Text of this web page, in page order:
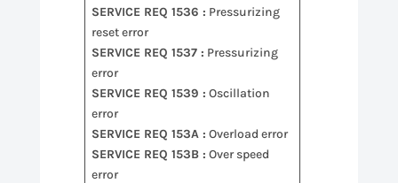
SERVICE REQ 1536 : Pressurizing
reset error
SERVICE REQ 1537 : Pressurizing
error
SERVICE REQ 1539 : Oscillation
error
SERVICE REQ 153A : Overload error
SERVICE REQ 153B : Over speed
error